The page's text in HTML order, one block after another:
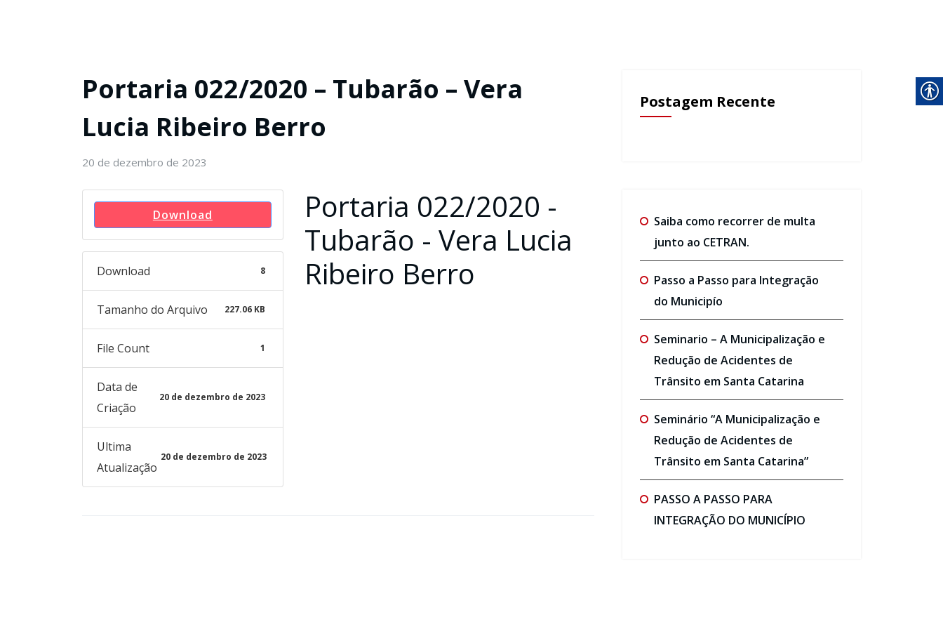
Portaria 022/2020 – Tubarão – Vera
Lucia Ribeiro Berro
20 de dezembro de 2023
Download
Download 8
Tamanho do Arquivo 227.06 KB
File Count 1
Data de
Criação
20 de dezembro de 2023
Ultima
Atualização
20 de dezembro de 2023
Portaria 022/2020 -
Tubarão - Vera Lucia
Ribeiro Berro
Postagem Recente
Saiba como recorrer de multa
junto ao CETRAN.
Passo a Passo para Integração
do Municipío
Seminario – A Municipalização e
Redução de Acidentes de
Trânsito em Santa Catarina
Seminário “A Municipalização e
Redução de Acidentes de
Trânsito em Santa Catarina”
PASSO A PASSO PARA
INTEGRAÇÃO DO MUNICÍPIO